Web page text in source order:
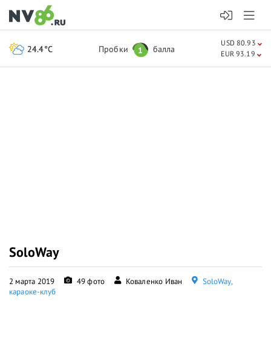
SoloWay
2 марта 2019 49 фото Коваленко Иван
SoloWay,
караоке-клуб
24.4°C Пробки 1 балла
USD 80.93
EUR 93.19